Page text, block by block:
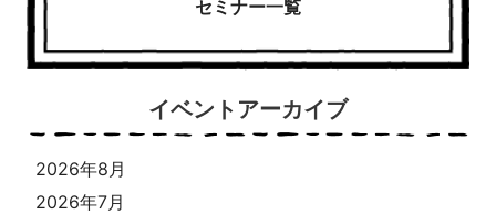
セミナー一覧
イベントアーカイブ
2026年8月
2026年7月